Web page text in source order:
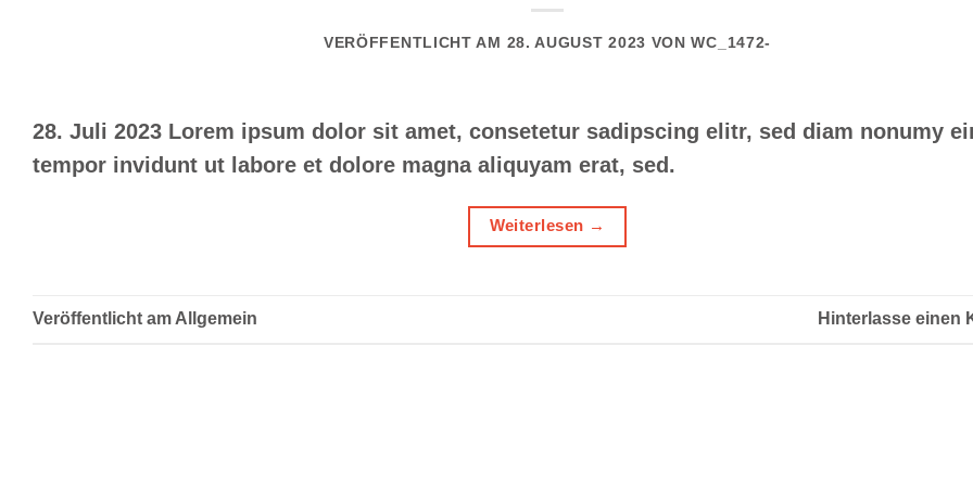
VERÖFFENTLICHT AM 28. AUGUST 2023 VONWC_1472-
28. Juli 2023 Lorem ipsum dolor sit amet, consetetur sadipscing elitr, sed diam nonumy
tempor invidunt ut labore et dolore magna aliquyam erat, sed.
Weiterlesen →
Veröffentlicht am Allgemein Hinterlasse einen